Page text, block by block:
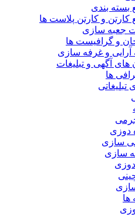
بسته بندی
کارتن و کارتن پلاست ها
جعبه سازی
و گرافیست ها
آرایی و غرفه سازی
های آگهی و تبلیغات
ها
تبلیغاتی
چرمی
دوزی
سازی
سازی
ها